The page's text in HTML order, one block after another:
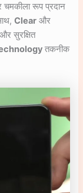
रूप प्रदान
Clear और
सुरक्षित
तकनीक